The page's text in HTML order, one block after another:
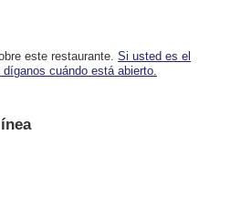
este restaurante. Si usted es el
cuándo está abierto.